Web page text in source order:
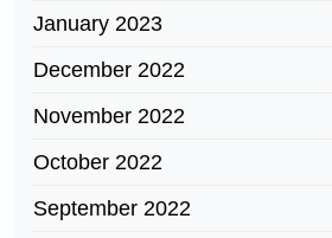
January 2023
December 2022
November 2022
October 2022
September 2022